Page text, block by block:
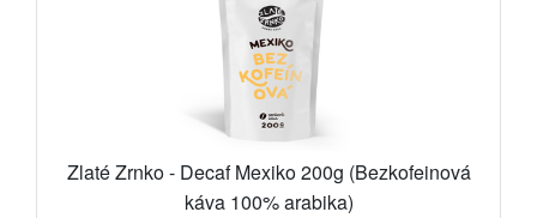
Zlaté Zrnko - Decaf Mexiko 200g (Bezkofeinová
káva 100% arabika)